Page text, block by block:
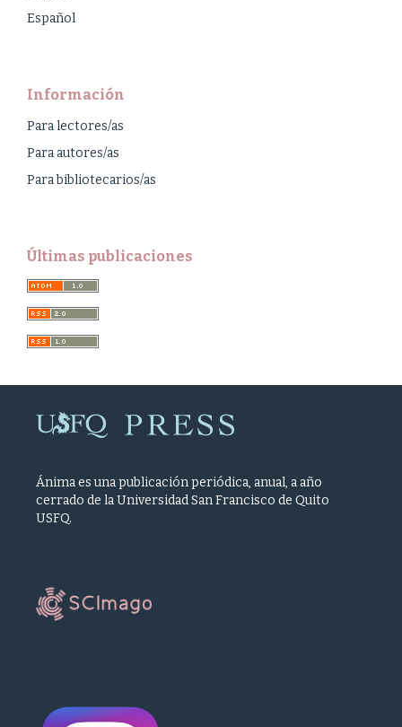
Español
Información
Para lectores/as
Para autores/as
Para bibliotecarios/as
Últimas publicaciones
Ánima es una publicación periódica, anual, a año
cerrado de la Universidad San Francisco de Quito
USFQ.